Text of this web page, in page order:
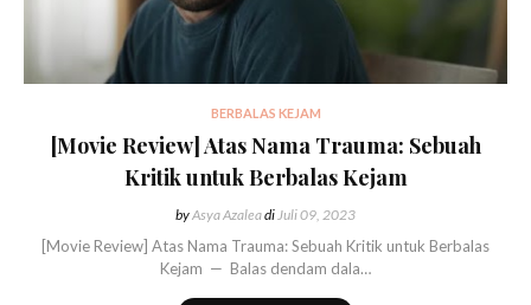
BERBALAS KEJAM
[Movie Review] Atas Nama Trauma: Sebuah
Kritik untuk Berbalas Kejam
byAsya AzaleadiJuli 09, 2023
[Movie Review] Atas Nama Trauma: Sebuah Kritik untuk Berbalas
Kejam — Balas dendam dala…